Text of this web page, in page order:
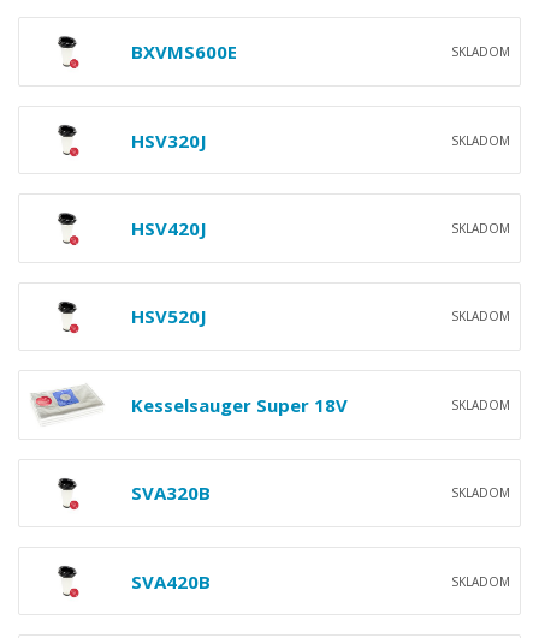
BXVMS600E SKLADOM
HSV320J SKLADOM
HSV420J SKLADOM
HSV520J SKLADOM
Kesselsauger Super 18V SKLADOM
SVA320B SKLADOM
SVA420B SKLADOM